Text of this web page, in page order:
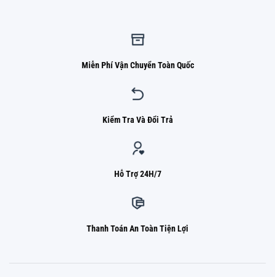
Miễn Phí Vận Chuyển Toàn Quốc
Kiểm Tra Và Đổi Trả
Hỗ Trợ 24H/7
Thanh Toán An Toàn Tiện Lợi